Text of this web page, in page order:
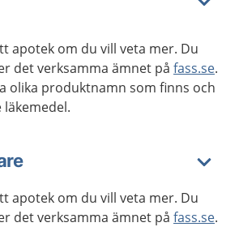
apotek om du vill veta mer. Du
det verksamma ämnet på fass.se.
olika produktnamn som finns och
apotek om du vill veta mer. Du
det verksamma ämnet på fass.se.